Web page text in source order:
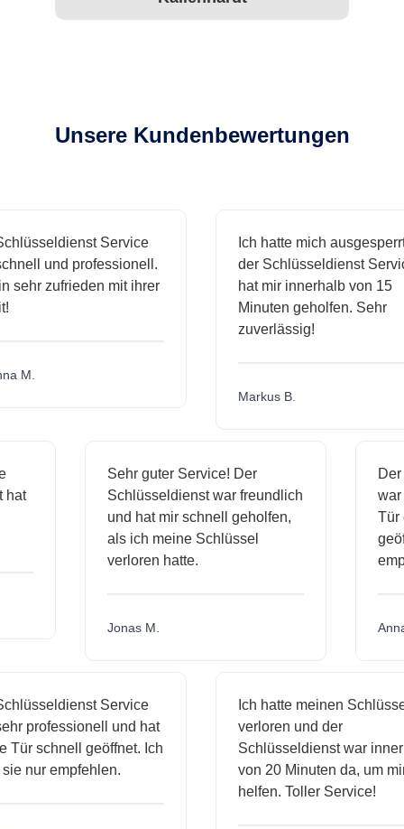
Unsere Kundenbewertungen
Service
und professionell.
zufrieden mit ihrer
M.
Ich hatte mich ausgesperrt
der Schlüsseldienst
hat mir innerhalb von 15
Minuten geholfen. Sehr
zuverlässig!
Markus B.
hat
Sehr guter Service! Der
Schlüsseldienst war freundlich
und hat mir schnell geholfen,
als ich meine Schlüssel
verloren hatte.
Jonas M.
Service
professionell und hat
schnell geöffnet. Ich
nur empfehlen.
Ich hatte meinen Schlüssel
verloren und der
Schlüsseldienst war
von 20 Minuten da, um mir
helfen. Toller Service!